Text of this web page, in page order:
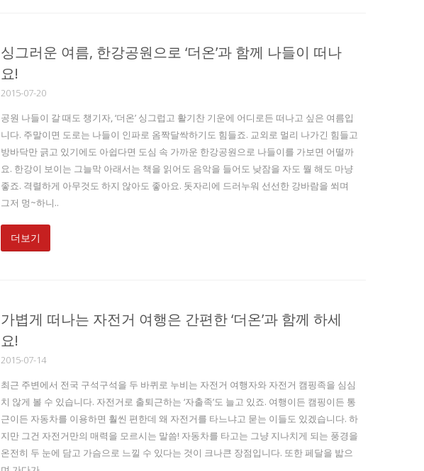
싱그러운 여름, 한강공원으로 ‘더온’과 함께 나들이 떠나
요!
2015-07-20
공원 나들이 갈 때도 챙기자, ‘더온’ 싱그럽고 활기찬 기운에 어디로든 떠나고 싶은 여름입
니다. 주말이면 도로는 나들이 인파로 옴짝달싹하기도 힘들죠. 교외로 멀리 나가긴 힘들고
방바닥만 긁고 있기에도 아쉽다면 도심 속 가까운 한강공원으로 나들이를 가보면 어떨까
요. 한강이 보이는 그늘막 아래서는 책을 읽어도 음악을 들어도 낮잠을 자도 뭘 해도 마냥
좋죠. 격렬하게 아무것도 하지 않아도 좋아요. 돗자리에 드러누워 선선한 강바람을 쐬며
그저 멍~하니..
더보기
가볍게 떠나는 자전거 여행은 간편한 ‘더온’과 함께 하세
요!
2015-07-14
최근 주변에서 전국 구석구석을 두 바퀴로 누비는 자전거 여행자와 자전거 캠핑족을 심심
치 않게 볼 수 있습니다. 자전거로 출퇴근하는 ‘자출족’도 늘고 있죠. 여행이든 캠핑이든 통
근이든 자동차를 이용하면 훨씬 편한데 왜 자전거를 타느냐고 묻는 이들도 있겠습니다. 하
지만 그건 자전거만의 매력을 모르시는 말씀! 자동차를 타고는 그냥 지나치게 되는 풍경을
온전히 두 눈에 담고 가슴으로 느낄 수 있다는 것이 크나큰 장점입니다. 또한 페달을 밟으